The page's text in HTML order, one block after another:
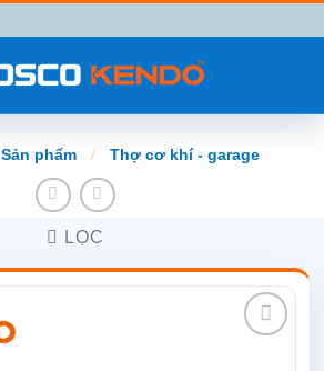
Sản phẩm / Thợ cơ khí - garage
LỌC